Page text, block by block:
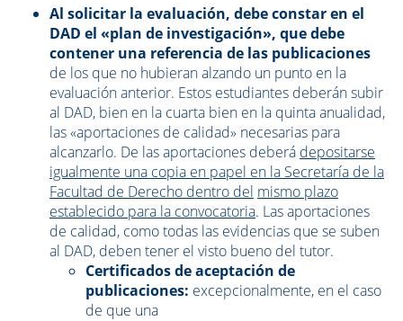
Al solicitar la evaluación, debe constar en el
DAD el «plan de investigación», que debe
contener una referencia de las publicaciones
de los que no hubieran alzando un punto en la
evaluación anterior. Estos estudiantes deberán subir
al DAD, bien en la cuarta bien en la quinta anualidad,
las «aportaciones de calidad» necesarias para
alcanzarlo. De las aportaciones deberá depositarse
igualmente una copia en papel en la Secretaría de la
Facultad de Derecho dentro del mismo plazo
establecido para la convocatoria. Las aportaciones
de calidad, como todas las evidencias que se suben
al DAD, deben tener el visto bueno del tutor.
Certificados de aceptación de
publicaciones: excepcionalmente, en el caso
de que una